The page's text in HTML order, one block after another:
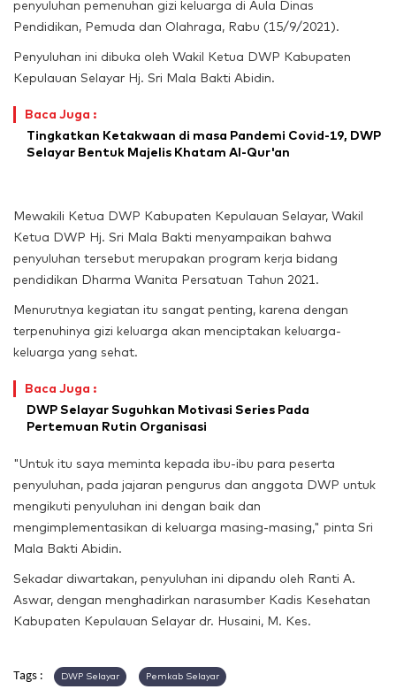
penyuluhan pemenuhan gizi keluarga di Aula Dinas
Pendidikan, Pemuda dan Olahraga, Rabu (15/9/2021).
Penyuluhan ini dibuka oleh Wakil Ketua DWP Kabupaten
Kepulauan Selayar Hj. Sri Mala Bakti Abidin.
Baca Juga :
Tingkatkan Ketakwaan di masa Pandemi Covid-19, DWP
Selayar Bentuk Majelis Khatam Al-Qur'an
Mewakili Ketua DWP Kabupaten Kepulauan Selayar, Wakil
Ketua DWP Hj. Sri Mala Bakti menyampaikan bahwa
penyuluhan tersebut merupakan program kerja bidang
pendidikan Dharma Wanita Persatuan Tahun 2021.
Menurutnya kegiatan itu sangat penting, karena dengan
terpenuhinya gizi keluarga akan menciptakan keluarga-
keluarga yang sehat.
Baca Juga :
DWP Selayar Suguhkan Motivasi Series Pada
Pertemuan Rutin Organisasi
"Untuk itu saya meminta kepada ibu-ibu para peserta
penyuluhan, pada jajaran pengurus dan anggota DWP untuk
mengikuti penyuluhan ini dengan baik dan
mengimplementasikan di keluarga masing-masing," pinta Sri
Mala Bakti Abidin.
Sekadar diwartakan, penyuluhan ini dipandu oleh Ranti A.
Aswar, dengan menghadirkan narasumber Kadis Kesehatan
Kabupaten Kepulauan Selayar dr. Husaini, M. Kes.
Tags : DWP Selayar Pemkab Selayar